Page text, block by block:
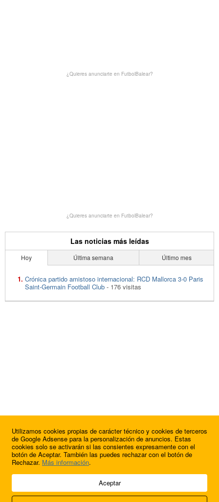
¿Quieres anunciarte en FutbolBalear?
¿Quieres anunciarte en FutbolBalear?
Las noticias más leídas
Hoy Última semana Último mes
Crónica partido amistoso internacional: RCD Mallorca 3-0 Paris
Saint-Germain Football Club - 176 visitas
© 2009 - 2026 Soluciones Corporativas IP, SL.
Utilizamos cookies propias de carácter técnico y cookies de terceros
de Google Adsense para la personalización de anuncios. Estas
cookies solo se activarán si las consientes expresamente con el
botón de Aceptar. También las puedes rechazar con el botón de
Rechazar. Más información.
Aceptar